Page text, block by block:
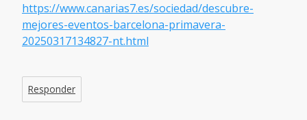
https://www.canarias7.es/sociedad/descubre-
mejores-eventos-barcelona-primavera-
20250317134827-nt.html
Responder